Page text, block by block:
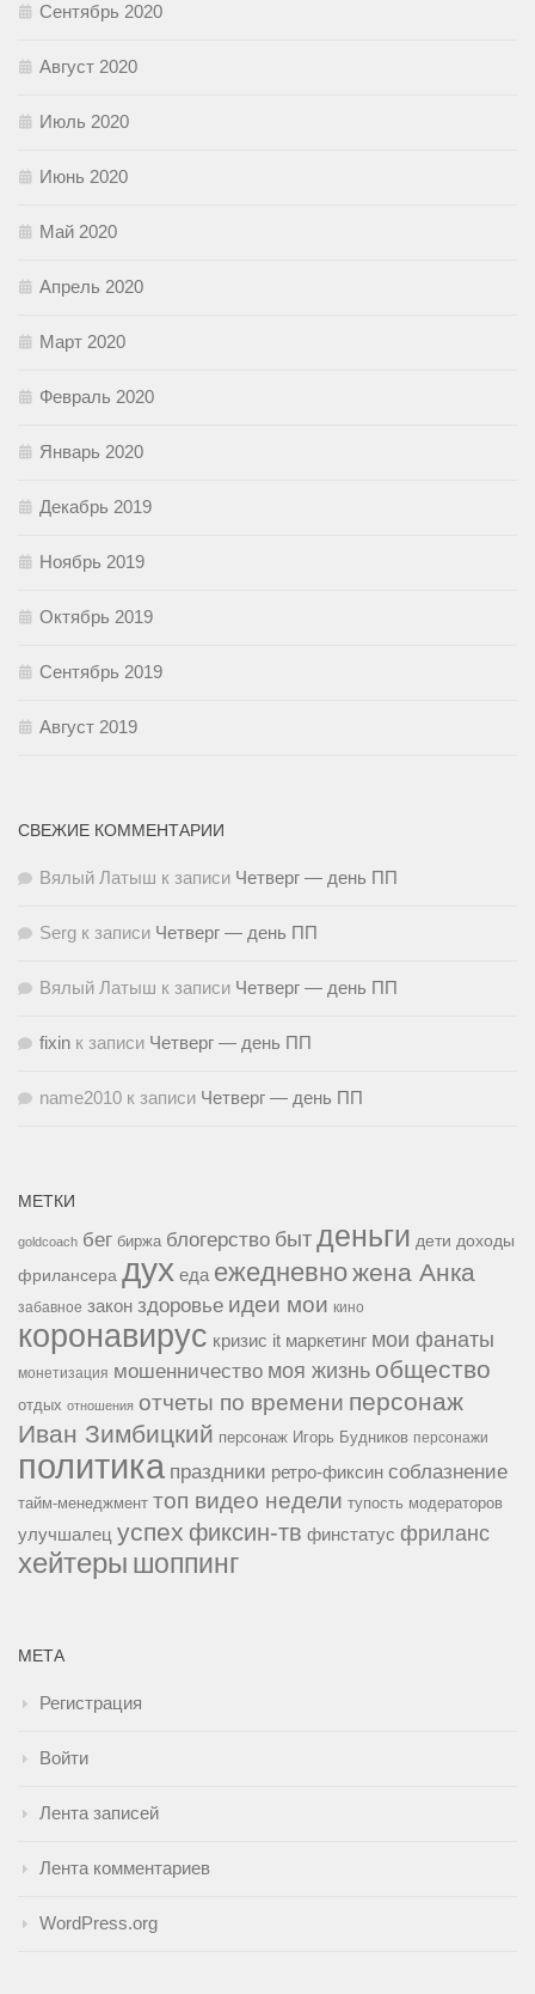
Сентябрь 2020
Август 2020
Июль 2020
Июнь 2020
Май 2020
Апрель 2020
Март 2020
Февраль 2020
Январь 2020
Декабрь 2019
Ноябрь 2019
Октябрь 2019
Сентябрь 2019
Август 2019
СВЕЖИЕ КОММЕНТАРИИ
Вялый Латыш к записи Четверг — день ПП
Serg к записи Четверг — день ПП
Вялый Латыш к записи Четверг — день ПП
fixin к записи Четверг — день ПП
name2010 к записи Четверг — день ПП
МЕТКИ
goldcoach бег биржа блогерство быт деньги дети доходы
фрилансера дух еда ежедневножена Анка
забавное закон здоровье идеи мои кино
коронавирус кризис it маркетинг мои фанаты
монетизация мошенничество моя жизнь общество
отдых отношения отчеты по времени персонаж
Иван Зимбицкий персонаж Игорь Будников персонажи
политика праздники ретро-фиксин соблазнение
тайм-менеджмент топ видео недели тупость модераторов
улучшалец успех фиксин-тв финстатус фриланс
хейтеры шоппинг
МЕТА
Регистрация
Войти
Лента записей
Лента комментариев
WordPress.org